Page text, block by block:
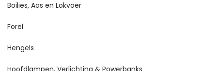
Boilies, Aas en Lokvoer
Forel
Hengels